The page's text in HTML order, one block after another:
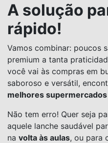
A solução
rápido!
Vamos combinar: poucos
premium a tanta
você vai às compras em
saboroso e versátil,
melhores supermercados
Não tem erro! Quer seja
aquele lanche saudável
na volta às aulas, ou para